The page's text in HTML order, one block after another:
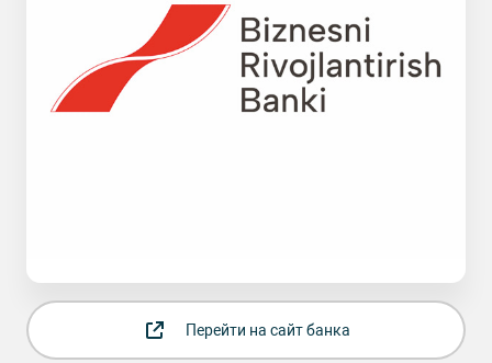
Перейти на сайт банка